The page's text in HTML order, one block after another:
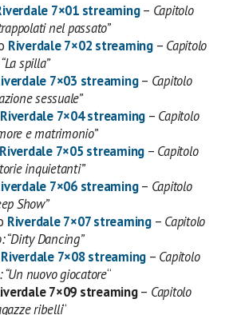
7×01 streaming– Capitolo
nel passato”
Riverdale 7×02 streaming– Capitolo
spilla”
7×03 streaming– Capitolo
sessuale”
Riverdale 7×04 streaming – Capitolo
e matrimonio”
Riverdale 7×05 streaming – Capitolo
inquietanti”
7×06 streaming– Capitolo
Show”
Riverdale 7×07 streaming– Capitolo
Dancing”
Riverdale 7×08 streaming – Capitolo
nuovo giocatore“
7×09 streaming– Capitolo
ribelli“